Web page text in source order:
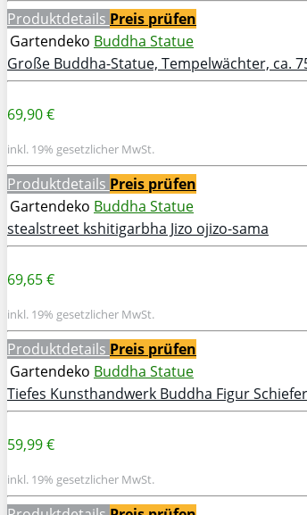
Produktdetails Preis prüfen
Gartendeko Buddha Statue
Große Buddha-Statue, Tempelwächter, ca.
69,90 €
inkl. 19% gesetzlicher MwSt.
Produktdetails Preis prüfen
Gartendeko Buddha Statue
stealstreet kshitigarbha Jizo ojizo-sama
69,65 €
inkl. 19% gesetzlicher MwSt.
Produktdetails Preis prüfen
Gartendeko Buddha Statue
Tiefes Kunsthandwerk Buddha Figur
59,99 €
inkl. 19% gesetzlicher MwSt.